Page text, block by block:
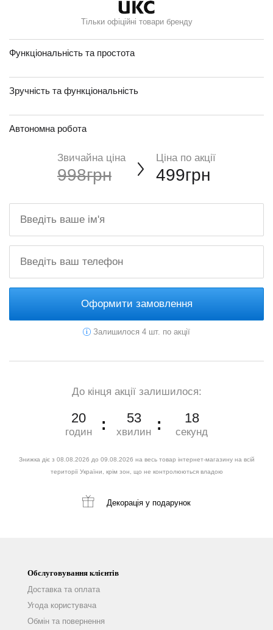
Тільки офіційні товари бренду
Функціональність та простота
Зручність та функціональність
Автономна робота
Звичайна ціна
998грн
Ціна по акції
499грн
Оформити замовлення
Залишилося 4 шт. по акції
До кінця акції залишилося:
20
годин
53
хвилин
16
секунд
Знижка діє з 08.08.2026 до 09.08.2026 на весь товар інтернет-магазину на всій
території України, крім зон, що не контролюються владою
Декорація у подарунок
Обслуговування клієнтів
Доставка та оплата
Угода користувача
Обмін та повернення